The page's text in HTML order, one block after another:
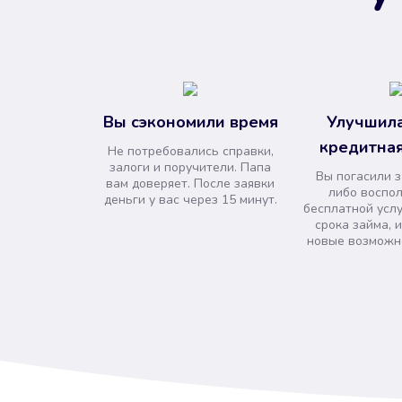
Вы сэкономили время
Не потребовались справки,
залоги и поручители. Папа
вам доверяет. После заявки
деньги у вас через 15 минут.
Вы погасили
либо
бесплатной
срока займа,
новые